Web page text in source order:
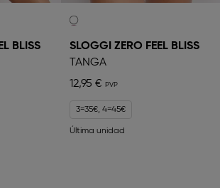
BLISS
SLOGGI ZERO FEEL BLISS
TANGA
12,95 €
3=35€, 4=45€
Última unidad